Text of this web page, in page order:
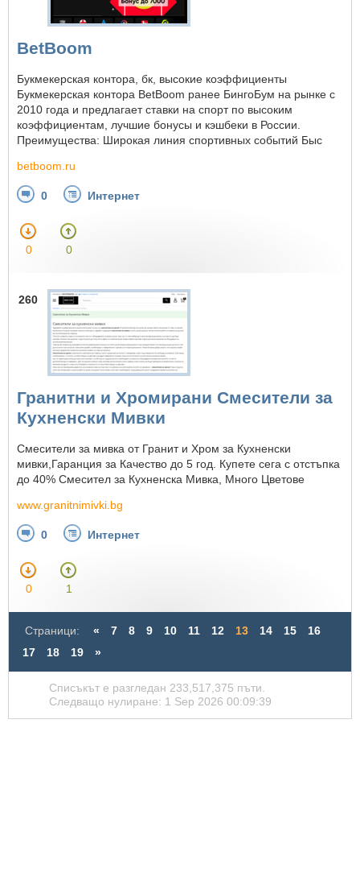
BetBoom
Букмекерская контора, бк, высокие коэффициенты
Букмекерская контора BetBoom ранее БингоБум на рынке с
2010 года и предлагает ставки на спорт по высоким
коэффициентам, лучшие бонусы и кэшбеки в России.
Преимущества: Широкая линия спортивных событий Быс
betboom.ru
0 Интернет
0 0
260
Гранитни и Хромирани Смесители за
Кухненски Мивки
Смесители за мивка от Гранит и Хром за Кухненски
мивки,Гаранция за Качество до 5 год. Купете сега с отстъпка
до 40% Смесител за Кухненска Мивка, Много Цветове
www.granitnimivki.bg
0 Интернет
0 1
Страници: « 7 8 9 10 11 12 13 14 15
16
17
18 19 »
Списъкът е разгледан 233,517,375 пъти.
Следващо нулиране: 1 Sep 2026 00:09:39